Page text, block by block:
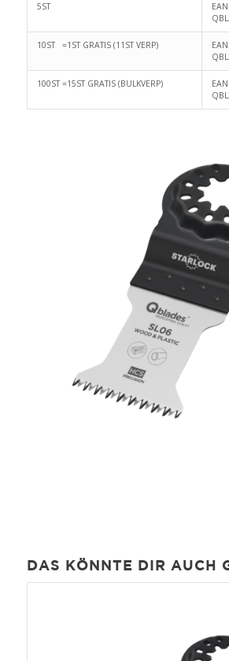
5ST
10ST =1ST GRATIS (11ST VERP)
100ST =15ST GRATIS (BULKVERP)
DAS KÖNNTE DIR AUCH